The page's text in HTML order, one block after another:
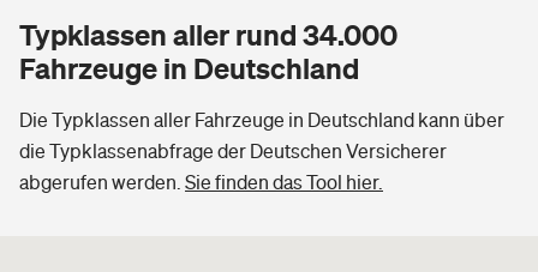
Typklassen aller rund 34.000
Fahrzeuge in Deutschland
Die Typklassen aller Fahrzeuge in Deutschland kann über
die Typklassenabfrage der Deutschen Versicherer
abgerufen werden. Sie finden das Tool hier.